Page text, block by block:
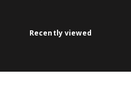
Recently viewed